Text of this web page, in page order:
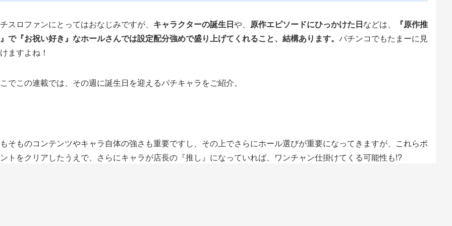
スロファンにとってはおなじみですが、 キャラクターの誕生日 や、 原作エピソードにひっかけた日 などは、
『原作推
で『お祝い好き』なホールさんでは設定配分強めで盛り上げてくれること、結構あります。 パチンコでもたまーに見
ますよね！
でこの連載では、その週に誕生日を迎えるパチキャラをご紹介。
そものコンテンツやキャラ自体の強さも重要ですし、その上でさらにホール選びが重要になってきますが、これらポ
トをクリアしたうえで、さらにキャラが店長の『推し』になっていれば、ワンチャン仕掛けてくる可能性も!?